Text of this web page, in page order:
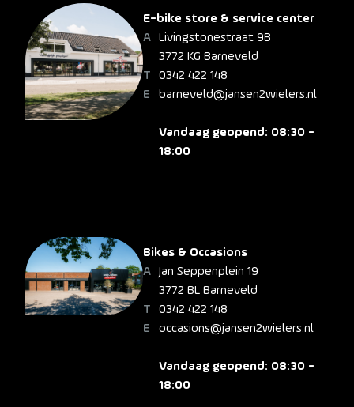
E-bike store & service center
Livingstonestraat 9B
3772 KG Barneveld
0342 422 148
barneveld@jansen2wielers.nl
Vandaag geopend: 08:30 -
18:00
Bikes & Occasions
Jan Seppenplein 19
3772 BL Barneveld
0342 422 148
occasions@jansen2wielers.nl
Vandaag geopend: 08:30 -
18:00